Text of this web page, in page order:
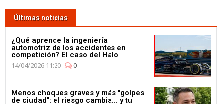
Últimas noticias
¿Qué aprende la ingeniería
automotriz de los accidentes en
competición? El caso del Halo
14/04/2026 11:20
0
Menos choques graves y más "golpes
de ciudad": el riesgo cambia... y tu